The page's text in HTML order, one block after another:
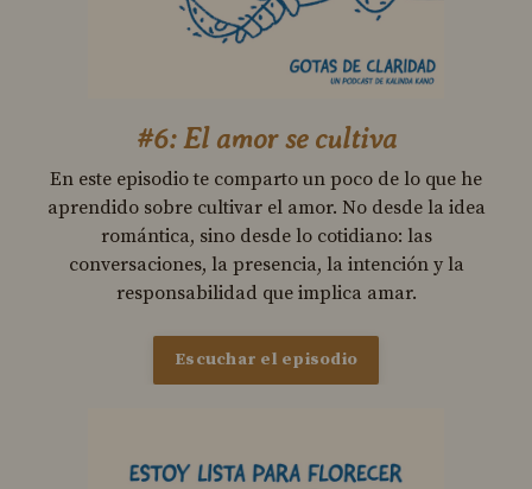
#6: El amor se cultiva
En este episodio te comparto un poco de lo que he
aprendido sobre cultivar el amor. No desde la idea
romántica, sino desde lo cotidiano: las
conversaciones, la presencia, la intención y la
responsabilidad que implica amar.
Escuchar el episodio